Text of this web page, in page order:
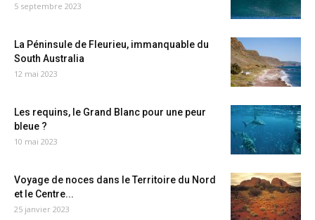
5 septembre 2023
La Péninsule de Fleurieu, immanquable du
South Australia
12 mai 2023
Les requins, le Grand Blanc pour une peur
bleue ?
10 mai 2023
Voyage de noces dans le Territoire du Nord
et le Centre...
25 janvier 2023